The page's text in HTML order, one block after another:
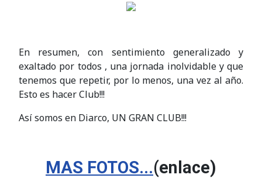
En resumen, con sentimiento generalizado y
exaltado por todos , una jornada inolvidable y que
tenemos que repetir, por lo menos, una vez al año.
Esto es hacer Club!!!
Así somos en Diarco, UN GRAN CLUB!!!
MAS FOTOS...(enlace)